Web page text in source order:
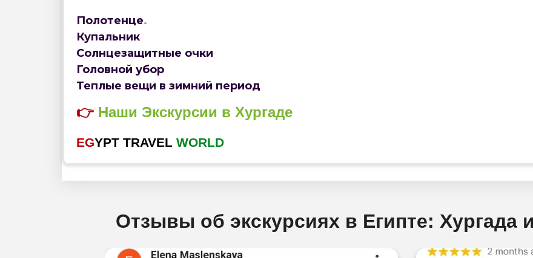
Полотенце.
Купальник
Солнцезащитные очки
Головной убор
Теплые вещи в зимний период
👉 Наши Экскурсии в Хургаде
EGYPT TRAVEL WORLD
Отзывы об экскурсиях в Египте: